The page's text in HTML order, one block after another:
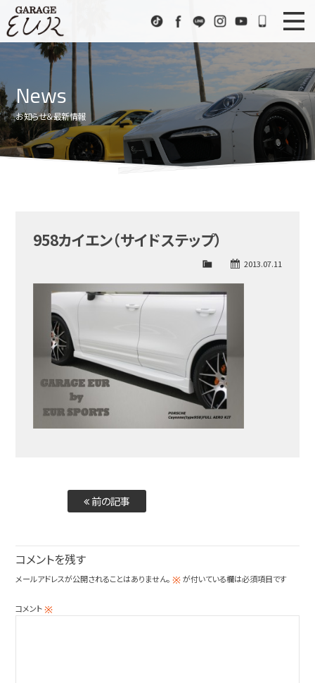
TikTokFacebook
LINE InstagramYoutube072-
ニュース
Stock List
在庫車情報
EUR Sports
EURスポーツ
アクセス
News
お知らせ＆最新情報
958カイエン（サイドステップ）
2013.07.11
前の記事
コメントを残す
メールアドレスが公開されることはありません。 ※が付いている欄は必須項目です
コメント※